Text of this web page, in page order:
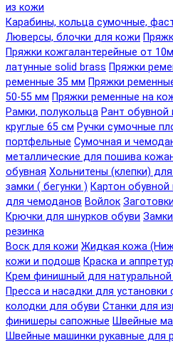
из кожи
Карабины, кольца сумочные,
Люверсы, блочки для кожи
Пряжки кожгалантерейные от
латунные solid brass Пряжки
ременные 35 мм Пряжки
50-55 мм Пряжки ременные на
Рамки, полукольца Рант обувной
круглые 65 см Ручки сумочные
портфельные Сумочная и
металлические для пошива
обувная Хольнитены (клепки)
замки ( бегунки ) Картон обувной
для чемоданов Войлок
Крючки для шнурков обуви
резинка
Воск для кожи Жидкая кожа
кожи и подошв Краска и
Крем финишный для
Пресса и насадки для установки
колодки для обуви Станки для
финишеры сапожные Швейные
Швейные машинки рукавные для